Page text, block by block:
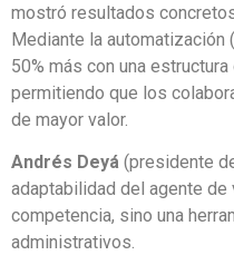
mostró resultados
Mediante la automatización
50% más con una
permitiendo que los
de mayor valor.
Andrés Deyá (presidente
adaptabilidad del agente de
competencia, sino una
administrativos.